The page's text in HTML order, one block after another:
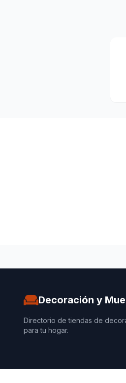
Decoración y
Directorio de tiendas de
para tu hogar.